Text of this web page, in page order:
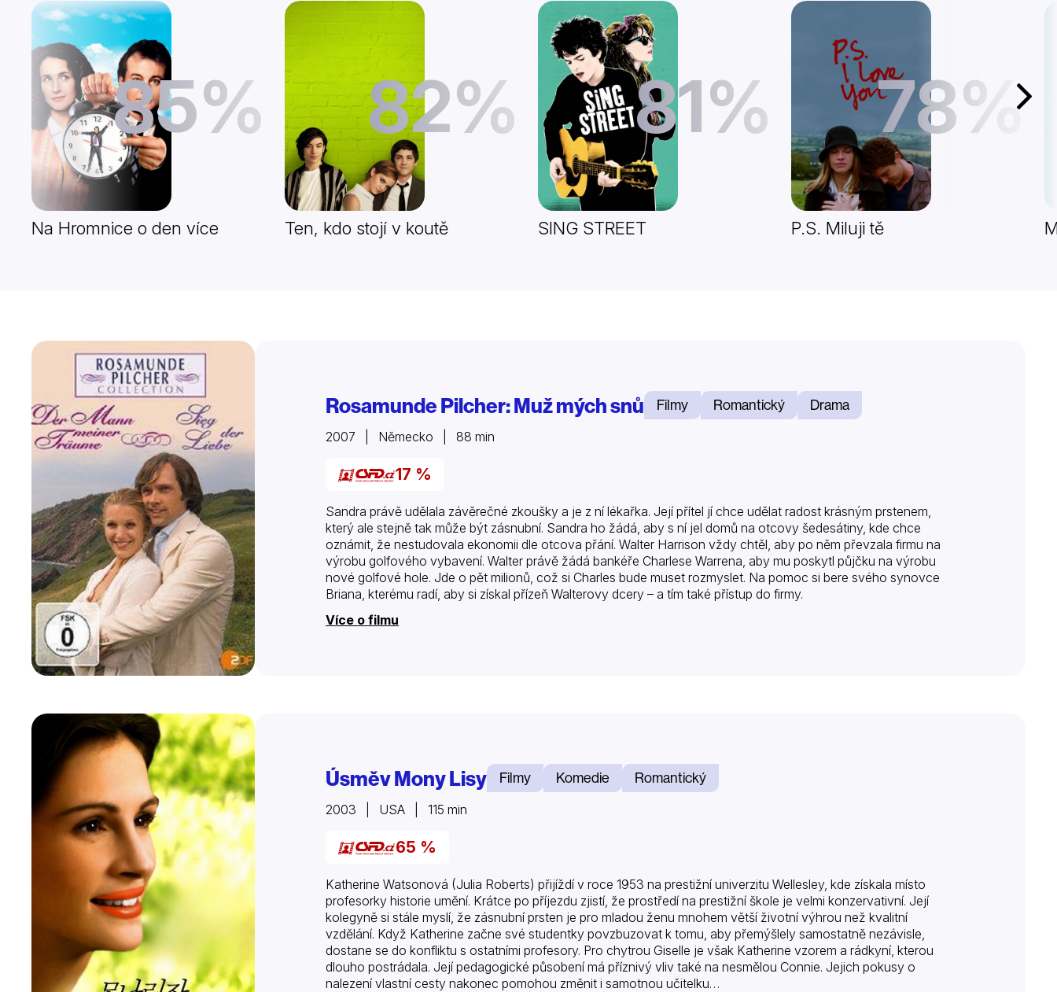
Další
85%
Na Hromnice o den více
82%
Ten, kdo stojí v koutě
81%
SING STREET
78%
P.S. Miluji tě
Rosamunde Pilcher: Muž mých snů Filmy Romantický Drama
2007 | Německo | 88 min
17 %
Sandra právě udělala závěrečné zkoušky a je z ní lékařka. Její přítel jí chce udělat radost krásným prstenem,
který ale stejně tak může být zásnubní. Sandra ho žádá, aby s ní jel domů na otcovy šedesátiny, kde chce
oznámit, že nestudovala ekonomii dle otcova přání. Walter Harrison vždy chtěl, aby po něm převzala firmu na
výrobu golfového vybavení. Walter právě žádá bankéře Charlese Warrena, aby mu poskytl půjčku na výrobu
nové golfové hole. Jde o pět milionů, což si Charles bude muset rozmyslet. Na pomoc si bere svého synovce
Briana, kterému radí, aby si získal přízeň Walterovy dcery – a tím také přístup do firmy.
Více o filmu
Úsměv Mony Lisy Filmy Komedie Romantický
2003 | USA | 115 min
65 %
Katherine Watsonová (Julia Roberts) přijíždí v roce 1953 na prestižní univerzitu Wellesley, kde získala místo
profesorky historie umění. Krátce po příjezdu zjistí, že prostředí na prestižní škole je velmi konzervativní. Její
kolegyně si stále myslí, že zásnubní prsten je pro mladou ženu mnohem větší životní výhrou než kvalitní
vzdělání. Když Katherine začne své studentky povzbuzovat k tomu, aby přemýšlely samostatně nezávisle,
dostane se do konfliktu s ostatními profesory. Pro chytrou Giselle je však Katherine vzorem a rádkyní, kterou
dlouho postrádala. Její pedagogické působení má příznivý vliv také na nesmělou Connie. Jejich pokusy o
nalezení vlastní cesty nakonec pomohou změnit i samotnou učitelku…